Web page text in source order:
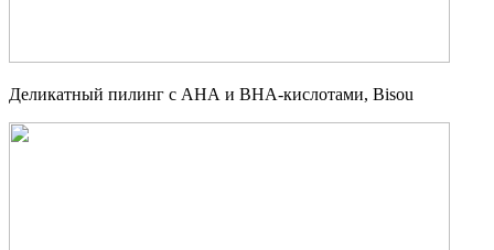
Деликатный пилинг с АНА и BHA-кислотами, Bisou